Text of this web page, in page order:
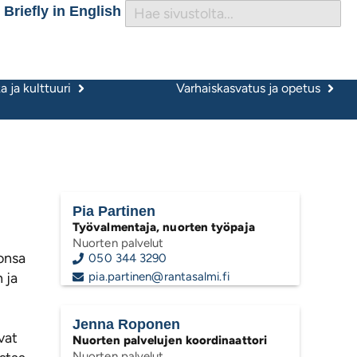
Briefly in English
ja kulttuuri Varhaiskasvatus ja opetus
ja
Pia Partinen
Työvalmentaja, nuorten työpaja
Nuorten palvelut
050 344 3290
pia.partinen@rantasalmi.fi
Jenna Roponen
Nuorten palvelujen koordinaattori